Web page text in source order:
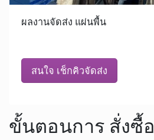
ผลงานจัดส่ง แผ่นพื้น
สนใจ เช็กคิวจัดส่ง
ขั้นตอนการ สั่งซื้อ